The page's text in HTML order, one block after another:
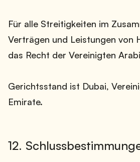
Für alle Streitigkeiten im
Verträgen und Leistungen von
das Recht der Vereinigten
Gerichtsstand ist Dubai,
Emirate.
12.